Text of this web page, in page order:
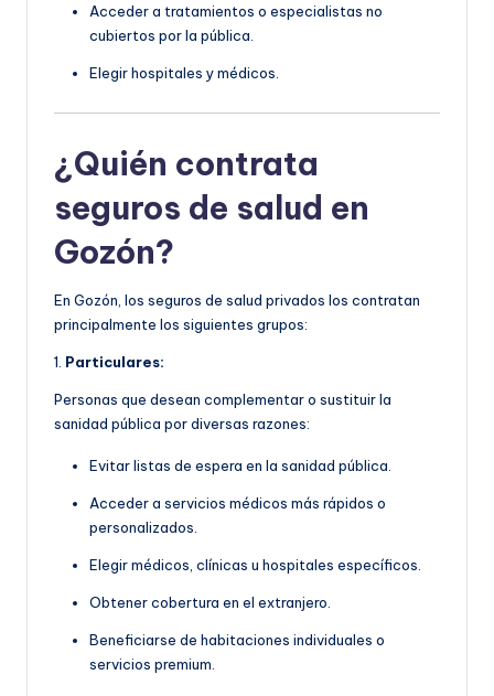
Acceder a tratamientos o especialistas no
cubiertos por la pública.
Elegir hospitales y médicos.
¿Quién contrata
seguros de salud en
Gozón?
En Gozón, los seguros de salud privados los contratan
principalmente los siguientes grupos:
1. Particulares:
Personas que desean complementar o sustituir la
sanidad pública por diversas razones:
Evitar listas de espera en la sanidad pública.
Acceder a servicios médicos más rápidos o
personalizados.
Elegir médicos, clínicas u hospitales específicos.
Obtener cobertura en el extranjero.
Beneficiarse de habitaciones individuales o
servicios premium.